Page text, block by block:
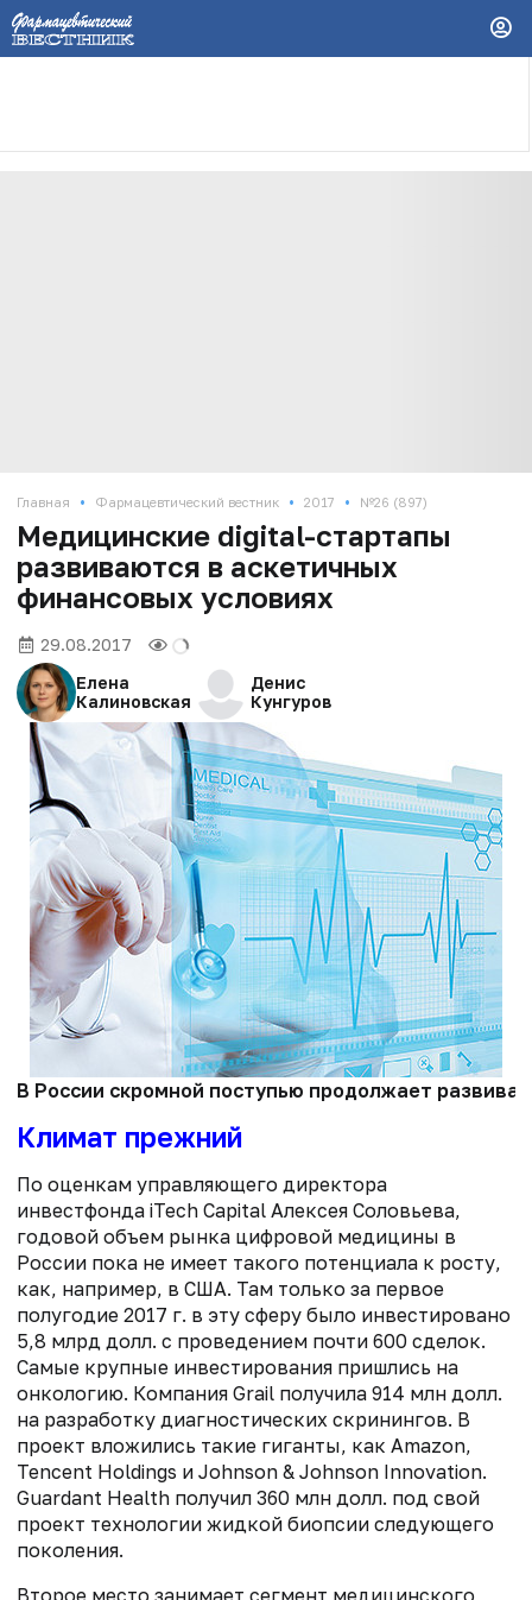
Главная • Фармацевтический вестник • 2017 • №26 (897)
Медицинские digital-стартапы
развиваются в аскетичных
финансовых условиях
29.08.2017
Елена
Калиновская
Денис
Кунгуров
В России скромной поступью продолжает
Климат прежний
По оценкам управляющего директора
инвестфонда iTech Capital Алексея Соловьева,
годовой объем рынка цифровой медицины в
России пока не имеет такого потенциала к росту,
как, например, в США. Там только за первое
полугодие 2017 г. в эту сферу было инвестировано
5,8 млрд долл. с проведением почти 600 сделок.
Самые крупные инвестирования пришлись на
онкологию. Компания Grail получила 914 млн долл.
на разработку диагностических скринингов. В
проект вложились такие гиганты, как Amazon,
Tencent Holdings и Johnson & Johnson Innovation.
Guardant Health получил 360 млн долл. под свой
проект технологии жидкой биопсии следующего
поколения.
Второе место занимает сегмент медицинского